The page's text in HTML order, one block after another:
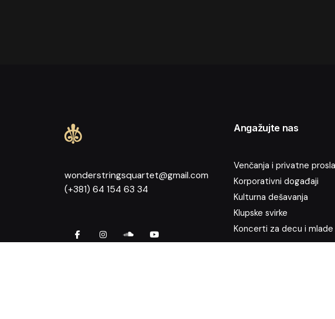
wonderstringsquartet@gmail.com
(+381) 64 154 63 34
Angažujte nas
Venčanja i privatne
Korporativni događaji
Kulturna dešavanja
Klupske svirke
Koncerti za decu i mlade